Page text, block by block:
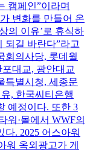
캠페인”이라며
변화를 만들어 온
의 이유’로 휴식하
되길 바란다”라고
회의사당, 롯데월
대교, 광안대교
특별시청, 세종문
, 한국씨티은행
예정이다. 또한 3
워·몰에서 WWF의
. 2025 어스아워
워 옥외광고가 게